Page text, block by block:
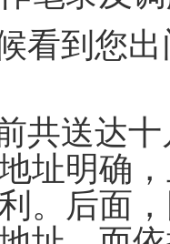
看到您
共送达
址明确
。后面